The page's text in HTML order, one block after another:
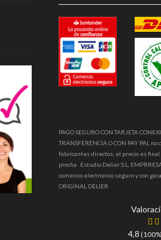
PAGO SEGURO CON TARJETA
TRANSFERENCIA O CON PAY PAL
fabricantes directos, el precio es
pincha . Estudio Delier S.L,
comercio electronico seguro y con
ORIGINAL DELIER
4,8